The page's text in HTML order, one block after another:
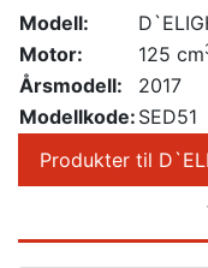
Modell:
Motor:
125 cm
Årsmodell:
2017
Modellkode: SED51
Produkter til